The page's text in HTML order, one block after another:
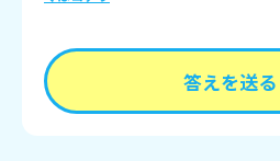
答えを送る